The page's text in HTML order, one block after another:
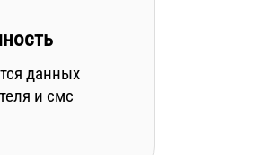
данных
и смс